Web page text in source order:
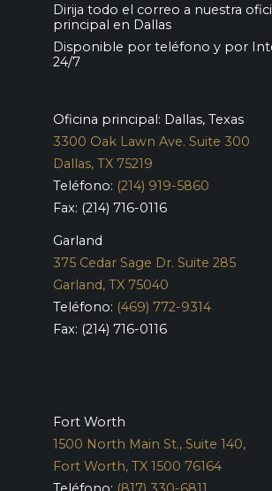
Dirija todo el correo a nuestra
principal en Dallas
Disponible por teléfono y por
24/7
Oficina principal: Dallas, Texas
3300 Oak Lawn Ave. Suite 300
Dallas, TX 75219
Teléfono: (214) 919-5860
Fax: (214) 716-0116
Garland
375 Cedar Sage Dr. Suite 285
Garland, TX 75040
Teléfono: (469) 772-9314
Fax: (214) 716-0116
Fort Worth
1500 North Main St., Suite 140,
Fort Worth, TX 1500 76164